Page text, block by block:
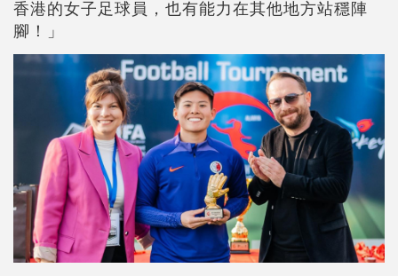
香港的女子足球員，也有能力在其他地方站穩陣
腳！」